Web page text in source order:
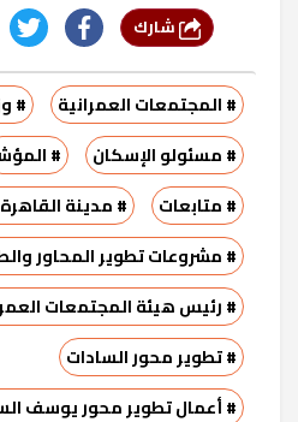
# المجتمعات العمرانية
#
# مسئولو الإسكان
#
# متابعات
# مدينة
# مشروعات تطوير المحاور
# رئيس هيئة المجتمعات
# تطوير محور السادات
# أعمال تطوير محور يوسف